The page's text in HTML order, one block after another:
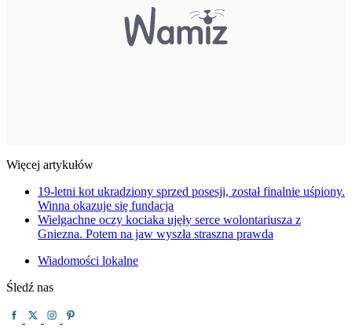
Więcej artykułów
19-letni kot ukradziony sprzed posesji, został finalnie uśpiony.
Winna okazuje się fundacja
Wielgachne oczy kociaka ujęły serce wolontariusza z
Gniezna. Potem na jaw wyszła straszna prawda
Wiadomości lokalne
Śledź nas